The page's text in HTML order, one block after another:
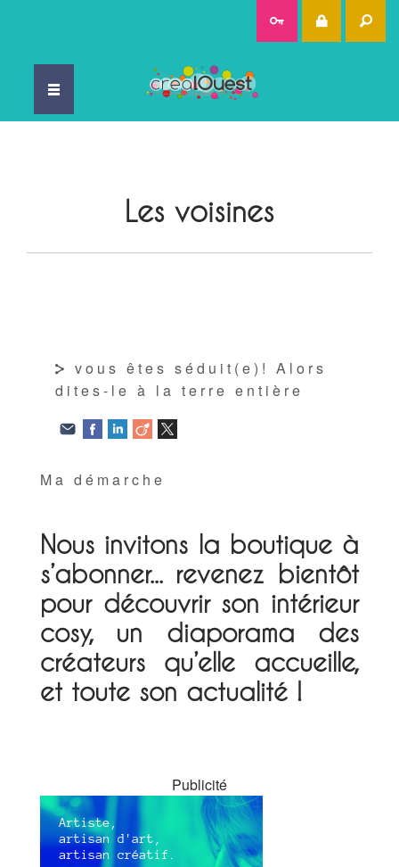
Les voisines
vous êtes séduit(e)! Alors
dites-le à la terre entière
Ma démarche
Nous invitons la boutique à
s’abonner... revenez bientôt
pour découvrir son intérieur
cosy, un diaporama des
créateurs qu’elle accueille,
et toute son actualité !
Publicité